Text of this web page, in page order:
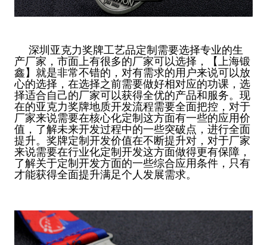
深圳亚克力奖牌工艺品定制需要选择专业的生
产厂家，市面上有很多的厂家可以选择，【上海锻
鑫】就是非常不错的，对有需求的用户来说可以放
心的选择，在选择之前需要做好相对应的功课，选
择适合自己的厂家可以获得全优的产品和服务。现
在的亚克力奖牌地质开发流程需要全面把控，对于
厂家来说需要在核心化定制这方面有一些的应用价
值，了解未来开发过程中的一些突破点，进行全面
提升。奖牌定制开发价值在不断提升对，对于厂家
来说需要在行业化定制开发这方面做得更有保障，
了解关于定制开发方面的一些综合应用条件，只有
才能获得全面提升满足个人发展需求。